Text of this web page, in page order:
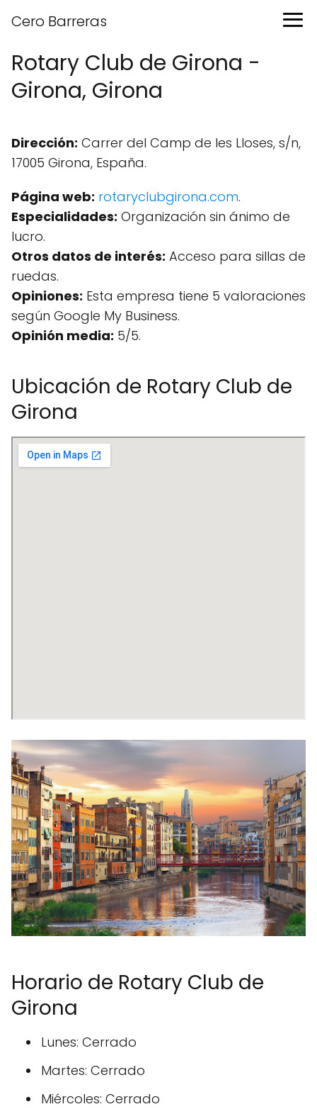
Cero Barreras
Rotary Club de Girona -
Girona, Girona
Dirección: Carrer del Camp de les Lloses, s/n,
17005 Girona, España.
Página web: rotaryclubgirona.com.
Especialidades: Organización sin ánimo de
lucro.
Otros datos de interés: Acceso para sillas de
ruedas.
Opiniones: Esta empresa tiene 5 valoraciones
según Google My Business.
Opinión media: 5/5.
Ubicación de Rotary Club de
Girona
Horario de Rotary Club de
Girona
Lunes: Cerrado
Martes: Cerrado
Miércoles: Cerrado